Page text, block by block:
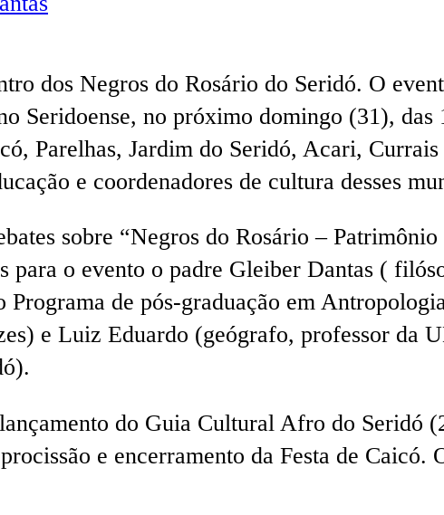
dos Negros do Rosário do Seridó. O
Seridoense, no próximo domingo (31), das
Parelhas, Jardim do Seridó, Acari,
e coordenadores de cultura desses
sobre “Negros do Rosário –
para o evento o padre Gleiber Dantas (
de pós-graduação em
e Luiz Eduardo (geógrafo, professor da
do Guia Cultural Afro do Seridó
e encerramento da Festa de